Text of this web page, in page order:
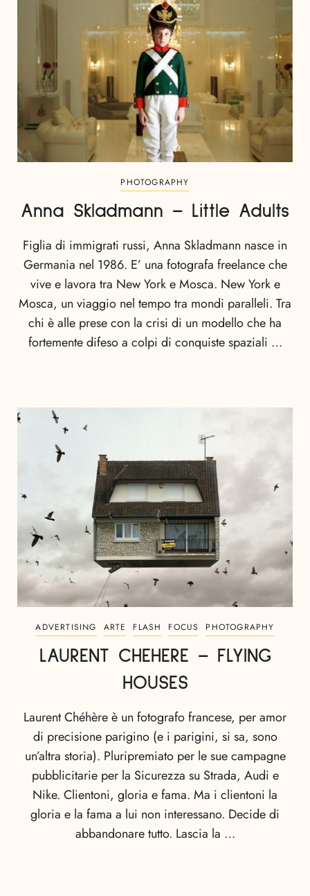
PHOTOGRAPHY
Anna Skladmann – Little Adults
Figlia di immigrati russi, Anna Skladmann nasce in
Germania nel 1986. E’ una fotografa freelance che
vive e lavora tra New York e Mosca. New York e
Mosca, un viaggio nel tempo tra mondi paralleli. Tra
chi è alle prese con la crisi di un modello che ha
fortemente difeso a colpi di conquiste spaziali …
ADVERTISING ARTE FLASH FOCUS PHOTOGRAPHY
LAURENT CHEHERE – FLYING
HOUSES
Laurent Chéhère è un fotografo francese, per amor
di precisione parigino (e i parigini, si sa, sono
un’altra storia). Pluripremiato per le sue campagne
pubblicitarie per la Sicurezza su Strada, Audi e
Nike. Clientoni, gloria e fama. Ma i clientoni la
gloria e la fama a lui non interessano. Decide di
abbandonare tutto. Lascia la …